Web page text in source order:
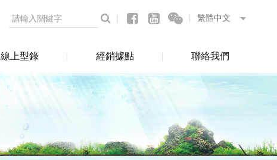
線上型錄 經銷據點 聯絡我們